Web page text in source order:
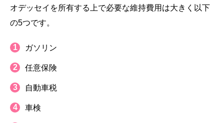
オデッセイを所有する上で必要な維持費用は大きく以下
の5つです。
ガソリン
任意保険
自動車税
車検